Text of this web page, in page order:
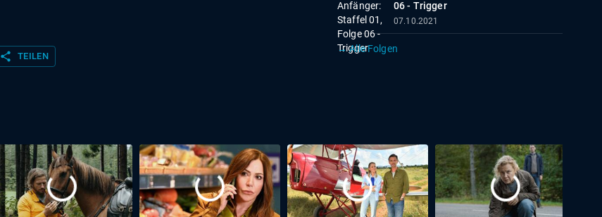
share TEILEN
06 - Trigger
07.10.2021
→ Alle Folgen